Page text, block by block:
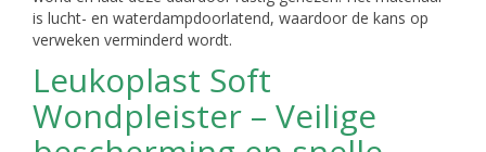
is lucht- en waterdampdoorlatend, waardoor de kans op
verweken verminderd wordt.
Leukoplast Soft
Wondpleister – Veilige